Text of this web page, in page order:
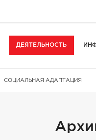
ДЕЯТЕЛЬНОСТЬ
СОЦИАЛЬНАЯ АДАПТАЦИЯ